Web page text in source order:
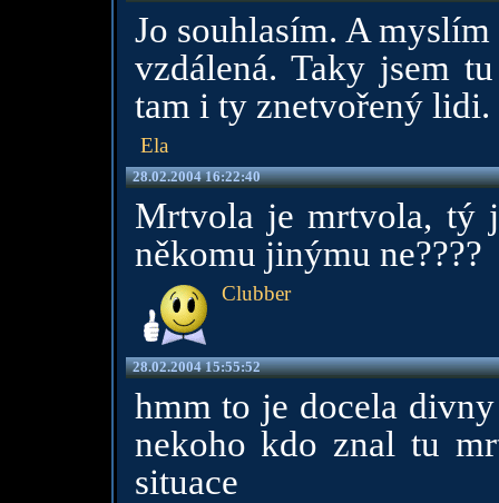
Jo souhlasím. A
vzdálená. Taky jsem
tam i ty znetvořený
Ela
28.02.2004 16:22:40
Mrtvola je mrtvola, tý
někomu jinýmu ne????
Clubber
28.02.2004 15:55:52
hmm to je docela
nekoho kdo znal tu
situace